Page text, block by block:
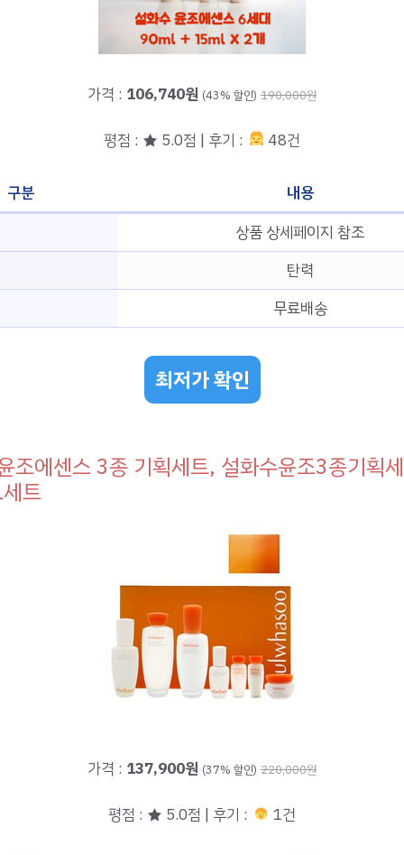
가격 : 106,740원 (43% 할인) 190,000원
평점 : ★ 5.0점 | 후기 : 48건
구분
내용
상품 상세페이지 참조
탄력
무료배송
최저가 확인
조에센스 3종 기획세트, 설화수윤조3종기획
트
가격 : 137,900원 (37% 할인) 220,000원
평점 : ★ 5.0점 | 후기 : 1건